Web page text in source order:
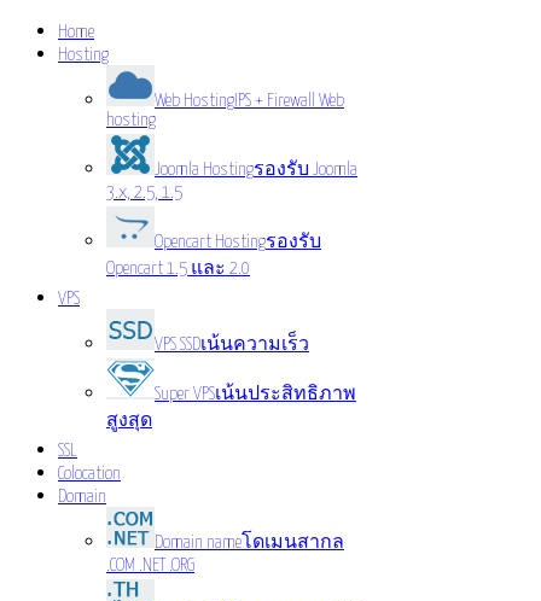
Home
Hosting
Web Hosting IPS + Firewall Web
hosting
Joomla Hostingรองรับ Joomla
3.x, 2.5, 1.5
Opencart Hostingรองรับ
Opencart 1.5 และ 2.0
VPS
VPS SSDเน้นความเร็ว
Super VPSเน้นประสิทธิภาพ
สูงสุด
SSL
Colocation
Domain
Domain name โดเมนสากล
.COM .NET .ORG